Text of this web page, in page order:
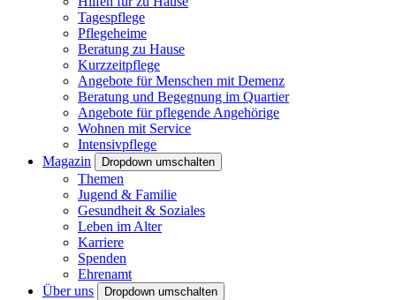
Tagespflege
Pflegeheime
Beratung zu Hause
Kurzzeitpflege
Angebote für Menschen mit Demenz
Beratung und Begegnung im Quartier
Angebote für pflegende Angehörige
Wohnen mit Service
Intensivpflege
Magazin
Dropdown umschalten
Themen
Jugend & Familie
Gesundheit & Soziales
Leben im Alter
Karriere
Spenden
Ehrenamt
Über uns
Dropdown umschalten